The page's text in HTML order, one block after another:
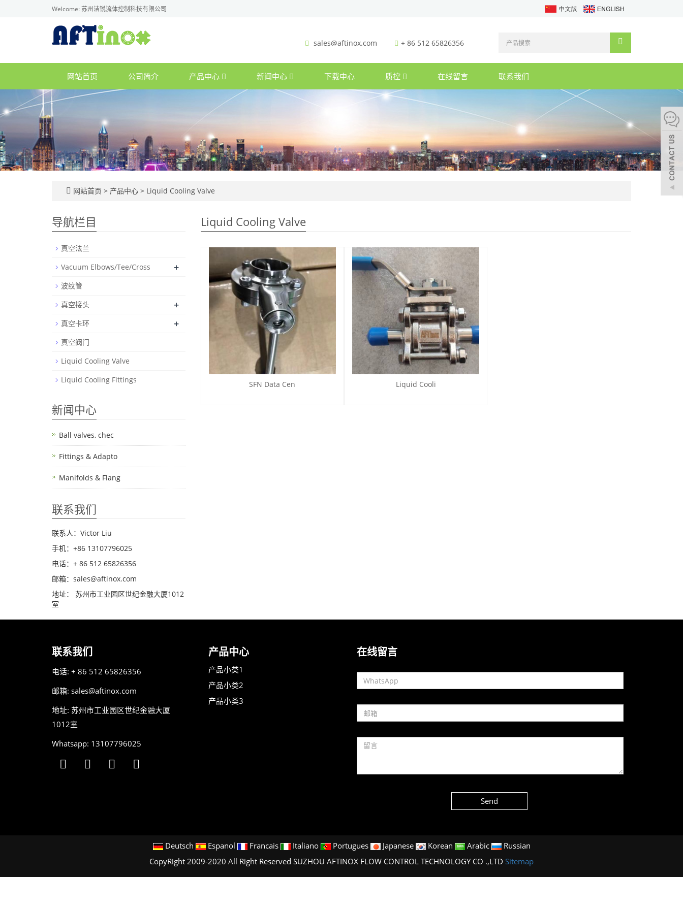
Welcome: 苏州洁锐流体控制科技有限公司
sales@aftinox.com + 86 512 65826356
网站首页 公司简介 产品中心 新闻中心 下载中心 质控 在线留言 联系我们
网站首页 > 产品中心 > Liquid Cooling Valve
Liquid Cooling Valve
SFN Data Cen Liquid Cooli
导航栏目
真空法兰
Vacuum Elbows/Tee/Cross
+
波纹管
真空接头
+
真空卡环 +
真空阀门
Liquid Cooling Valve
Liquid Cooling Fittings
新闻中心
Ball valves, chec
Fittings & Adapto
Manifolds & Flang
联系我们
联系人：Victor Liu
手机：+86 13107796025
电话：+ 86 512 65826356
邮箱：sales@aftinox.com
地址： 苏州市工业园区世纪金融大厦1012
室
联系我们
电话: + 86 512 65826356
邮箱: sales@aftinox.com
地址: 苏州市工业园区世纪金融大厦
1012室
Whatsapp: 13107796025
产品中心
产品小类1
产品小类2
产品小类3
在线留言
Send
Deutsch Espanol Francais Italiano Portugues Japanese Korean Arabic
Russian
CopyRight 2009-2020 All Right Reserved SUZHOU AFTINOX FLOW CONTROL TECHNOLOGY CO .,LTD Sitemap